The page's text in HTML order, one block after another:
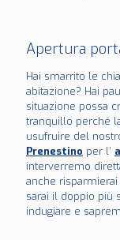
Apertura
Hai smarrito le
abitazione? Hai
situazione possa
tranquillo perché
usufruire del
Prenestino per l’
interverremo
anche
sarai il doppio più
indugiare e